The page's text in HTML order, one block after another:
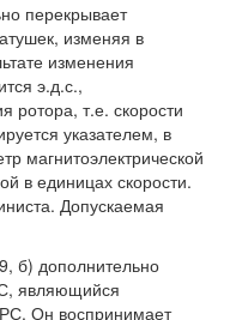
перекрывает
изменяя в
изменения
э.д.с.,
ротора, т.е. скорости
указателем, в
магнитоэлектрической
в единицах скорости.
Допускаемая
б) дополнительно
являющийся
Он воспринимает